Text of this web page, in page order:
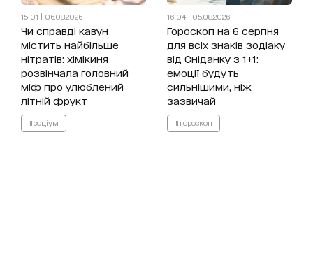
15:01 | 06.08.2026
Чи справді кавун
містить найбільше
нітратів: хімікиня
розвінчала головний
міф про улюблений
літній фрукт
#соціум
16:04 | 05.08.2026
Гороскоп на 6 серпня
для всіх знаків зодіаку
від Сніданку з 1+1:
емоції будуть
сильнішими, ніж
зазвичай
#гороскоп